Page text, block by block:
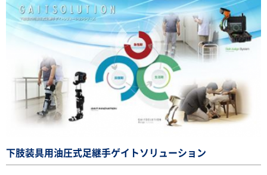
下肢装具用油圧式足継手ゲイトソリューション